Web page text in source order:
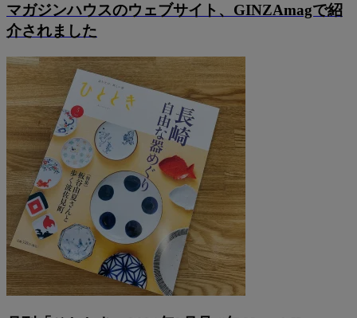
マガジンハウスのウェブサイト、GINZAmagで紹
介されました